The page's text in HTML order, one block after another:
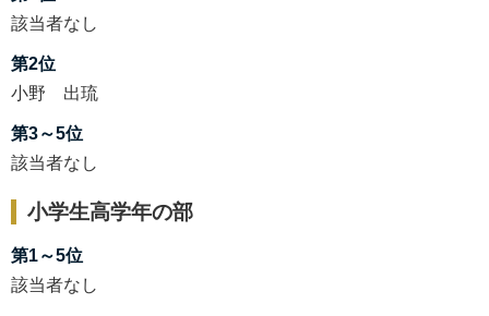
該当者なし
第2位
小野 出琉
第3～5位
該当者なし
小学生高学年の部
第1～5位
該当者なし